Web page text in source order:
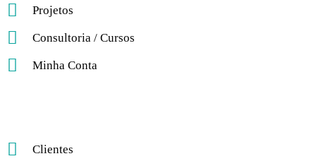
Projetos
Consultoria / Cursos
Minha Conta
Clientes